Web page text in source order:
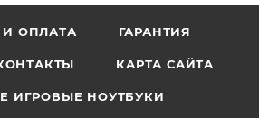
ОПЛАТА ГАРАНТИЯ
КАРТА САЙТА
ИГРОВЫЕ НОУТБУКИ